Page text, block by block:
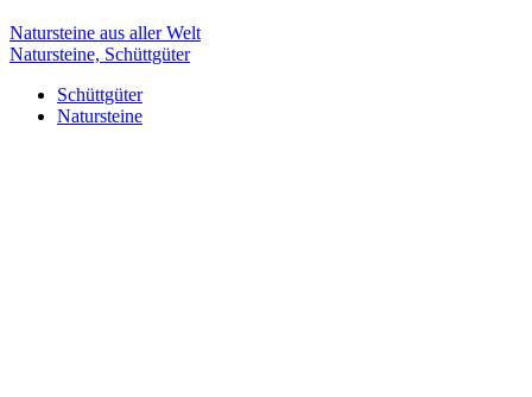
Natursteine aus aller Welt
Natursteine, Schüttgüter
Schüttgüter
Natursteine